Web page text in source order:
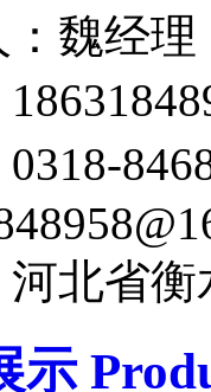
魏经理
北省
示